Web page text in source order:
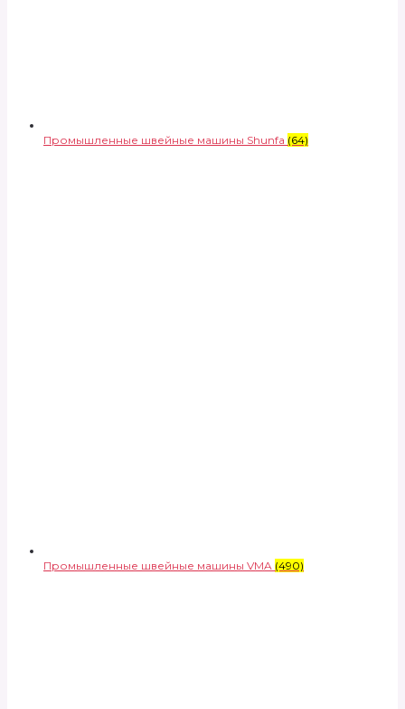
Промышленные швейные машины Shunfa (64)
Промышленные швейные машины VMA (490)